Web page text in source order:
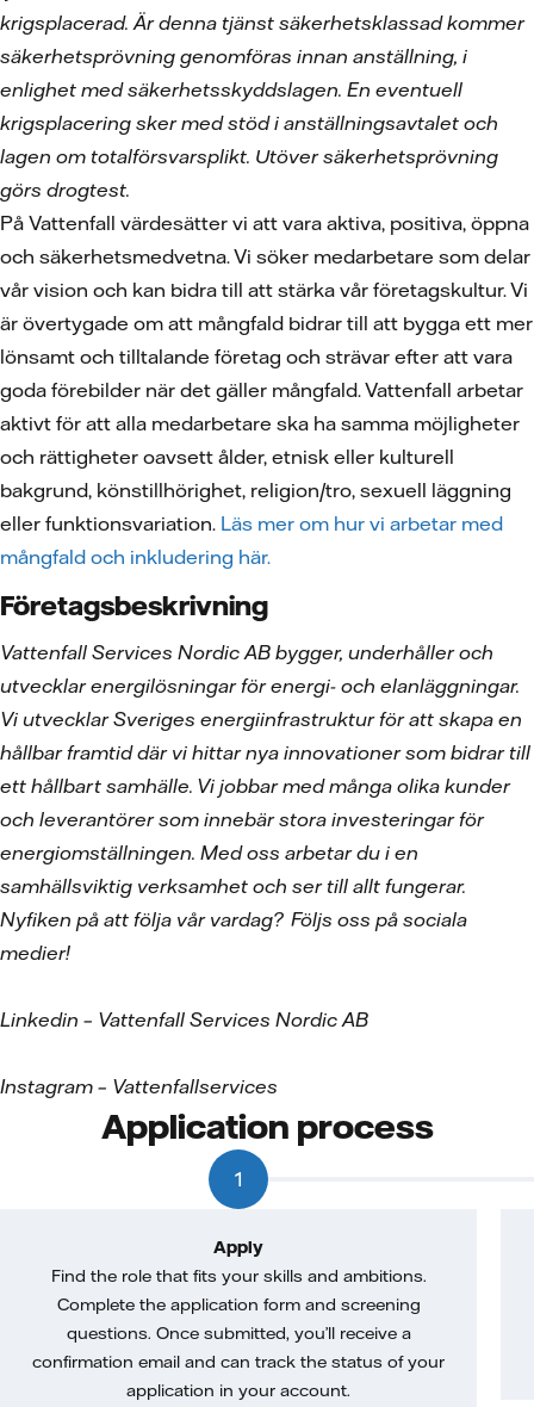
krigsplacerad. Är denna tjänst säkerhetsklassad kommer
säkerhetsprövning genomföras innan anställning, i
enlighet med säkerhetsskyddslagen. En eventuell
krigsplacering sker med stöd i anställningsavtalet och
lagen om totalförsvarsplikt. Utöver säkerhetsprövning
görs drogtest.
På Vattenfall värdesätter vi att vara aktiva, positiva, öppna
och säkerhetsmedvetna. Vi söker medarbetare som delar
vår vision och kan bidra till att stärka vår företagskultur. Vi
är övertygade om att mångfald bidrar till att bygga ett mer
lönsamt och tilltalande företag och strävar efter att vara
goda förebilder när det gäller mångfald. Vattenfall arbetar
aktivt för att alla medarbetare ska ha samma möjligheter
och rättigheter oavsett ålder, etnisk eller kulturell
bakgrund, könstillhörighet, religion/tro, sexuell läggning
eller funktionsvariation. Läs mer om hur vi arbetar med
mångfald och inkludering här.
Företagsbeskrivning
Vattenfall Services Nordic AB bygger, underhåller och
utvecklar energilösningar för energi- och elanläggningar.
Vi utvecklar Sveriges energiinfrastruktur för att skapa en
hållbar framtid där vi hittar nya innovationer som bidrar till
ett hållbart samhälle. Vi jobbar med många olika kunder
och leverantörer som innebär stora investeringar för
energiomställningen. Med oss arbetar du i en
samhällsviktig verksamhet och ser till allt fungerar.
Nyfiken på att följa vår vardag? Följs oss på sociala
medier!
Linkedin – Vattenfall Services Nordic AB
Instagram – Vattenfallservices
Application process
1
Apply
Find the role that fits your skills and ambitions.
Complete the application form and screening
questions. Once submitted, you’ll receive a
confirmation email and can track the status of your
application in your account.